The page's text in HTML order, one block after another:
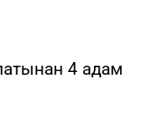
4 адам